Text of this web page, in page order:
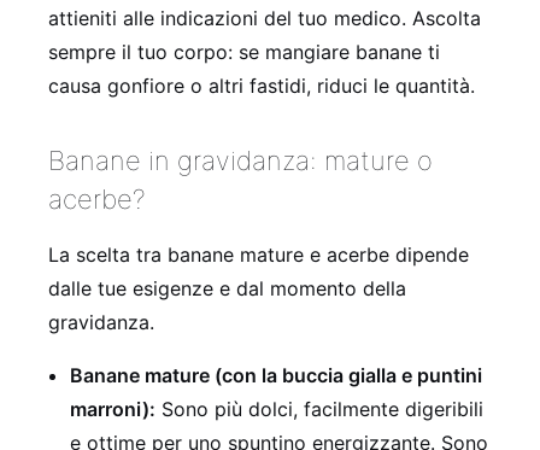
attieniti alle indicazioni del tuo medico. Ascolta
sempre il tuo corpo: se mangiare banane ti
causa gonfiore o altri fastidi, riduci le quantità.
Banane in gravidanza: mature o
acerbe?
La scelta tra banane mature e acerbe dipende
dalle tue esigenze e dal momento della
gravidanza.
Banane mature (con la buccia gialla e puntini
marroni): Sono più dolci, facilmente digeribili
e ottime per uno spuntino energizzante. Sono